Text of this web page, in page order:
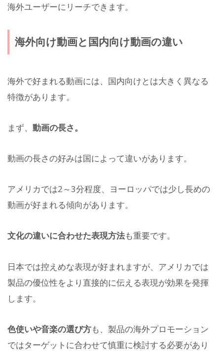
海外ユーザーにリーチできます。
海外向け動画と国内向け動画の違い
海外で好まれる動画には、国内向けとは大きく異なる
特徴があります。
まず、 動画の長さ。
動画の長さの好みは国によって違いがあります。
アメリカでは2～3分程度、ヨーロッパでは少し長めの
動画が好まれる傾向があります。
文化の違いに合わせた表現方法も重要です。
日本では控えめな表現が好まれますが、アメリカでは
製品の優位性をより直接的に伝える表現が効果を発揮
します。
色使いや音楽の選び方も、製品の海外プロモーション
ではターゲットに合わせて慎重に検討する必要があり